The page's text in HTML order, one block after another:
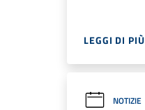
LEGGI DI PIÙ
NOTIZIE